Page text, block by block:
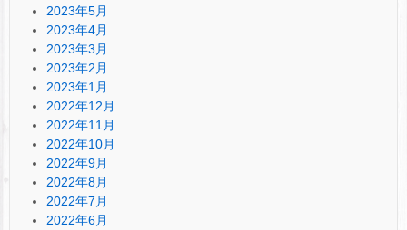
2023年5月
2023年4月
2023年3月
2023年2月
2023年1月
2022年12月
2022年11月
2022年10月
2022年9月
2022年8月
2022年7月
2022年6月